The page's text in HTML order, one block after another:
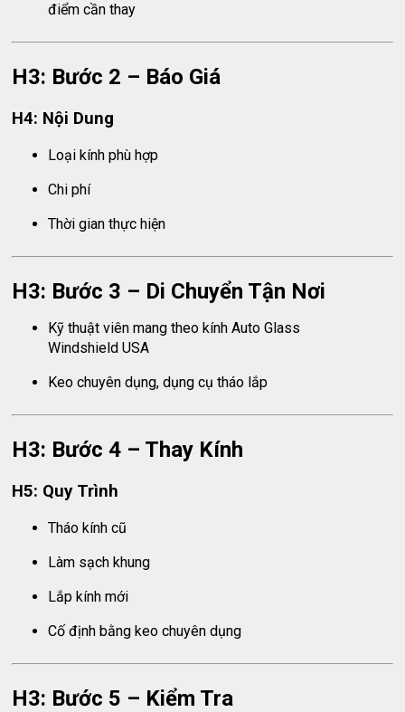
điểm cần thay
H3: Bước 2 – Báo Giá
H4: Nội Dung
Loại kính phù hợp
Chi phí
Thời gian thực hiện
H3: Bước 3 – Di Chuyển Tận Nơi
Kỹ thuật viên mang theo kính Auto Glass
Windshield USA
Keo chuyên dụng, dụng cụ tháo lắp
H3: Bước 4 – Thay Kính
H5: Quy Trình
Tháo kính cũ
Làm sạch khung
Lắp kính mới
Cố định bằng keo chuyên dụng
H3: Bước 5 – Kiểm Tra